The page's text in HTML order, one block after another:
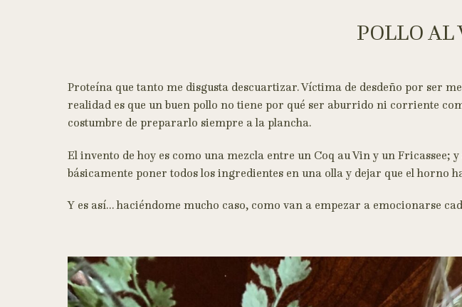
POLLO
Proteína que tanto me disgusta descuartizar. Víctima de desdeño por ser
realidad es que un buen pollo no tiene por qué ser aburrido ni corriente
costumbre de prepararlo siempre a la plancha.
El invento de hoy es como una mezcla entre un Coq au Vin y un
básicamente poner todos los ingredientes en una olla y dejar que el horno
Y es así… haciéndome mucho caso, como van a empezar a emocionarse